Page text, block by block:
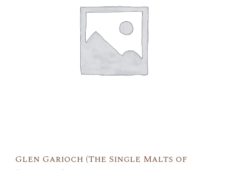
Glen Garioch (The Single Malts of